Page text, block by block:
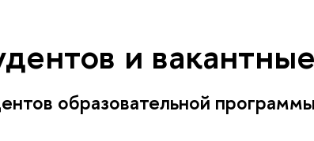
и
образовательной